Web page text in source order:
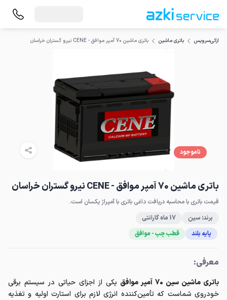
ازکی‌سرویس باتری ماشین باتری ماشین 70 آمپر موافق - CENE نیرو گستران خراسان
ناموجود
باتری ماشین 70 آمپر موافق - CENE نیرو گستران خراسان
قیمت باتری با محاسبه دریافت داغی باتری با آمپراژ یکسان است.
برند: سین
17 ماه گارانتی
پایه بلند
قطب چپ - موافق
معرفی:
باتری ماشین سین 70 آمپر موافق
یکی از اجزای حیاتی در سیستم برقی
خودروی شماست که تأمین‌کننده انرژی لازم برای استارت اولیه و تغذیه